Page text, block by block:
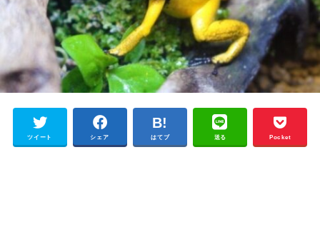
ツイート シェア はてブ 送る Pocket